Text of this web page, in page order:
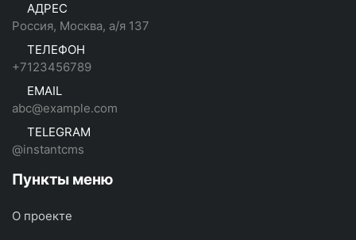
АДРЕС
Россия, Москва, а/я 137
ТЕЛЕФОН
+7123456789
EMAIL
abc@example.com
TELEGRAM
@instantcms
Пункты меню
О проекте